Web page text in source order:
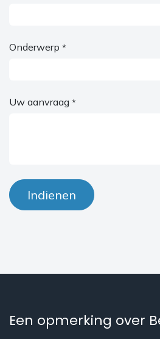
Onderwerp *
Uw aanvraag *
Indienen
Een opmerking over